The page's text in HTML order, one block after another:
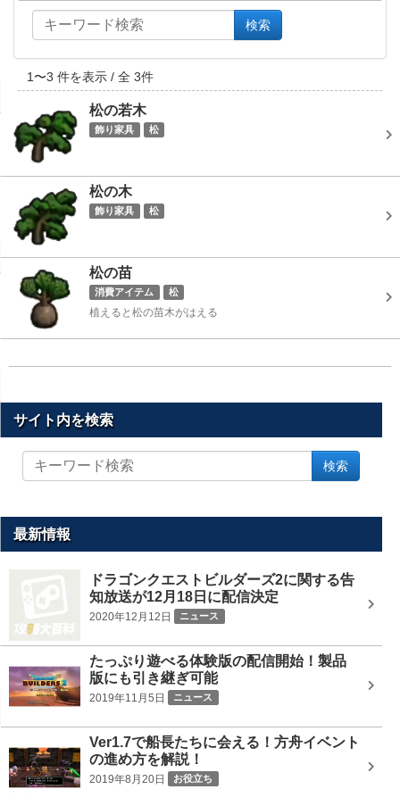
検索
1 〜3 件を表示 / 全 3件
松の若木
飾り家具 松
松の木
飾り家具 松
松の苗
消費アイテム 松
植えると松の苗木がはえる
サイト内を検索
イ
を
検索
最新情報
ドラゴンクエストビルダーズ2に関する告
知放送が12月18日に配信決定
2020年12月12日 ニュース
たっぷり遊べる体験版の配信開始！製品
版にも引き継ぎ可能
2019年11月5日 ニュース
Ver1.7で船長たちに会える！方舟イベント
の進め方を解説！
2019年8月20日 お役立ち